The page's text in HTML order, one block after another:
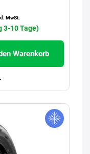
MwSt.
3-10 Tage)
Warenkorb